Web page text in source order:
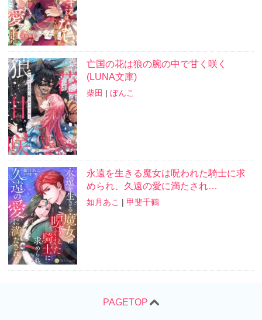
亡国の花は狼の腕の中で甘く咲く
(LUNA文庫)
柴田 |ぼんこ
永遠を生きる魔女は呪われた騎士に求
められ、久遠の愛に満たされ…
如月あこ | 甲斐千鶴